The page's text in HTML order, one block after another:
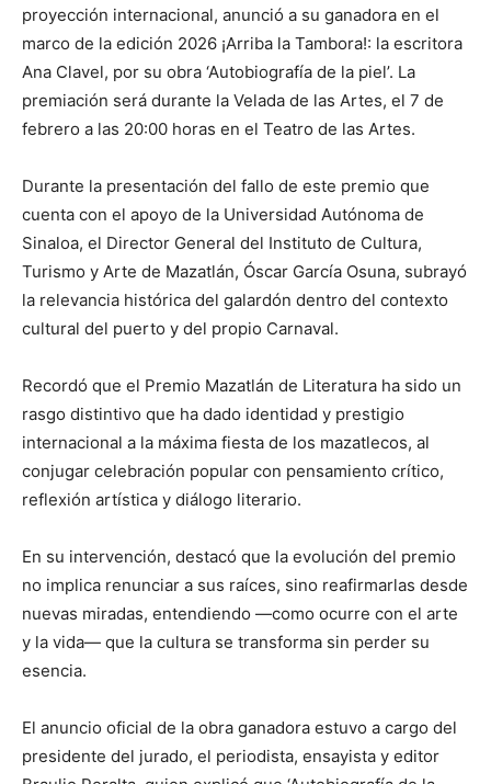
proyección internacional, anunció a su ganadora en el
marco de la edición 2026 ¡Arriba la Tambora!: la escritora
Ana Clavel, por su obra ‘Autobiografía de la piel’. La
premiación será durante la Velada de las Artes, el 7 de
febrero a las 20:00 horas en el Teatro de las Artes.
Durante la presentación del fallo de este premio que
cuenta con el apoyo de la Universidad Autónoma de
Sinaloa, el Director General del Instituto de Cultura,
Turismo y Arte de Mazatlán, Óscar García Osuna, subrayó
la relevancia histórica del galardón dentro del contexto
cultural del puerto y del propio Carnaval.
Recordó que el Premio Mazatlán de Literatura ha sido un
rasgo distintivo que ha dado identidad y prestigio
internacional a la máxima fiesta de los mazatlecos, al
conjugar celebración popular con pensamiento crítico,
reflexión artística y diálogo literario.
En su intervención, destacó que la evolución del premio
no implica renunciar a sus raíces, sino reafirmarlas desde
nuevas miradas, entendiendo —como ocurre con el arte
y la vida— que la cultura se transforma sin perder su
esencia.
El anuncio oficial de la obra ganadora estuvo a cargo del
presidente del jurado, el periodista, ensayista y editor